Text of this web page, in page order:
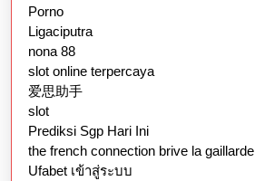
Porno
Ligaciputra
nona 88
slot online terpercaya
爱思助手
slot
Prediksi Sgp Hari Ini
the french connection brive la gaillarde
Ufabet เข้าสู่ระบบ